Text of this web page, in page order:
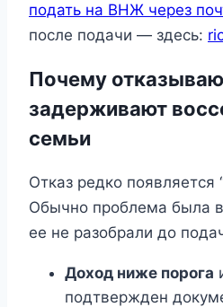
подать на ВНЖ через
после подачи — здесь:
Почему
задерживают
семьи
Отказ редко появляется
Обычно проблема была
ее не разобрали до
Доход ниже порога
подтвержден